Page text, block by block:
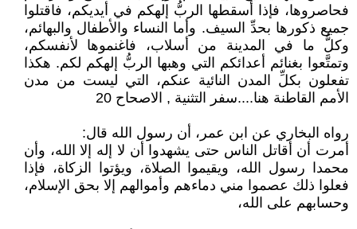
فحاصروها، فإذا أسقطها الربُّ إلهكم في أيديكم، فاقتلوا
جميع ذكورها بحدِّ السيف. وأما النساء والأطفال والبهائم،
وكلُّ ما في المدينة من أسلاب، فاغنموها لأنفسكم،
وتمتَّعوا بغنائم أعدائكم التي وهبها الربُّ إلهكم لكم. هكذا
تفعلون بكلِّ المدن النائية عنكم، التي ليست من مدن
الأمم القاطنة هنا....سفر التثنية , الاصحاح 20
رواه البخاري عن ابن عمر، أن رسول الله قال:
أمرت أن أقاتل الناس حتى يشهدوا أن لا إله إلا الله، وأن
محمدا رسول الله، ويقيموا الصلاة، ويؤتوا الزكاة، فإذا
فعلوا ذلك عصموا مني دماءهم وأموالهم إلا بحق الإسلام،
وحسابهم على الله،